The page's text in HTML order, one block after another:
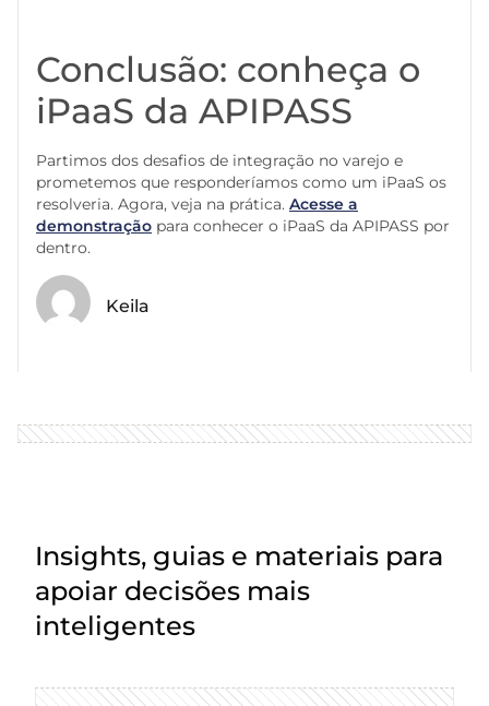
Conclusão: conheça o
iPaaS da APIPASS
Partimos dos desafios de integração no varejo e
prometemos que responderíamos como um iPaaS os
resolveria. Agora, veja na prática. Acesse a
demonstração para conhecer o iPaaS da APIPASS por
dentro.
Keila
Insights, guias e materiais para
apoiar decisões mais
inteligentes